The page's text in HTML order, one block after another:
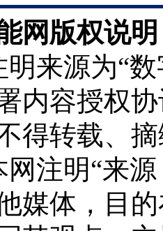
网版权说
明来源为“
内容授权
得转载、
网注明“来
媒体，目